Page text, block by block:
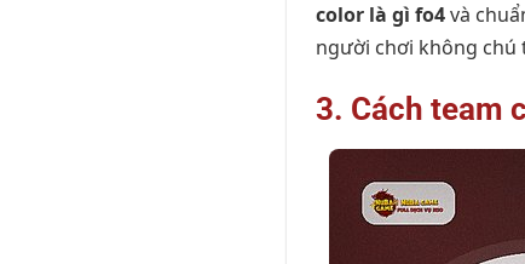
color là gì fo4và
người chơi không chú
3. Cách team